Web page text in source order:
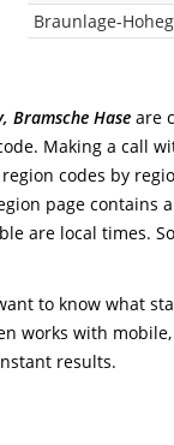
Braunlage-
Bramsche Hase are
Making a call
codes by
page
are local times.
to know what
works with
results.